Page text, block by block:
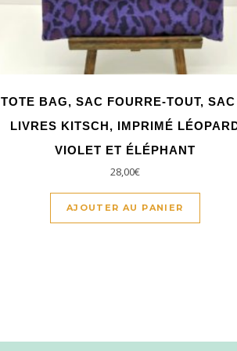
TOTE BAG, SAC FOURRE-TOUT,
LIVRES KITSCH, IMPRIMÉ
VIOLET ET ÉLÉPHANT
28,00€
AJOUTER AU PANIER